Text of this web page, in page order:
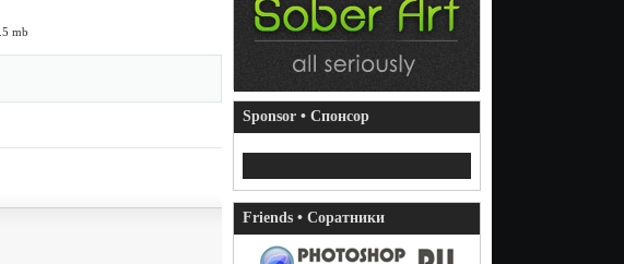
mb
Sponsor • Спонсор
Friends • Соратники